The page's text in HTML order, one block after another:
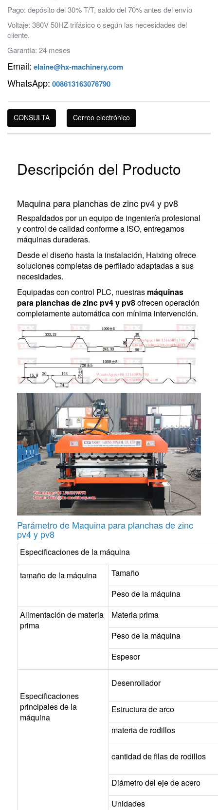
Pago: depósito del 30% T/T, saldo del 70% antes del envío
Voltaje: 380V 50HZ trifásico o según las necesidades del
cliente.
Garantía: 24 meses
Email: elaine@hx-machinery.com
WhatsApp: 008613163076790
CONSULTA Correo electrónico
Descripción del Producto
Maquina para planchas de zinc pv4 y pv8
Respaldados por un equipo de ingeniería profesional
y control de calidad conforme a ISO, entregamos
máquinas duraderas.
Desde el diseño hasta la instalación, Haixing ofrece
soluciones completas de perfilado adaptadas a sus
necesidades.
Equipadas con control PLC, nuestras máquinas
para planchas de zinc pv4 y pv8ofrecen operación
completamente automática con mínima intervención.
Parámetro de Maquina para planchas de zinc
pv4 y pv8
Especificaciones de la máquina
tamaño de la máquina
Tamaño
Peso de la máquina
Alimentación de materia
prima
Materia prima
Peso de la máquina
Espesor
Especificaciones
principales de la
máquina
Desenrollador
Estructura de arco
materia de rodillos
cantidad de filas de rodillos
Diámetro del eje de acero
Unidades